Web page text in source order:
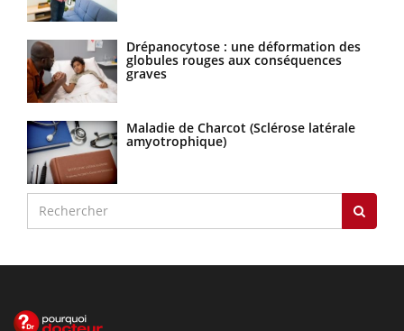
Drépanocytose : une déformation des
globules rouges aux conséquences
graves
Maladie de Charcot (Sclérose latérale
amyotrophique)